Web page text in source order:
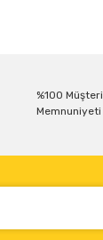
%100 Müşteri
Memnuniyeti